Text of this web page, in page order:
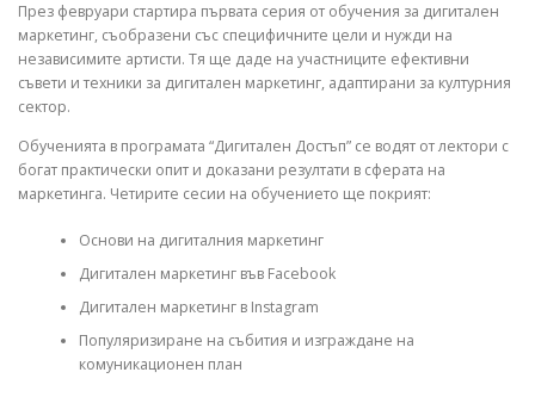
През февруари стартира първата серия от обучения за дигитален
маркетинг, съобразени със специфичните цели и нужди на
независимите артисти. Тя ще даде на участниците ефективни
съвети и техники за дигитален маркетинг, адаптирани за културния
сектор.
Обученията в програмата “Дигитален Достъп” се водят от лектори с
богат практически опит и доказани резултати в сферата на
маркетинга. Четирите сесии на обучението ще покрият:
Основи на дигиталния маркетинг
Дигитален маркетинг във Facebook
Дигитален маркетинг в Instagram
Популяризиране на събития и изграждане на
комуникационен план